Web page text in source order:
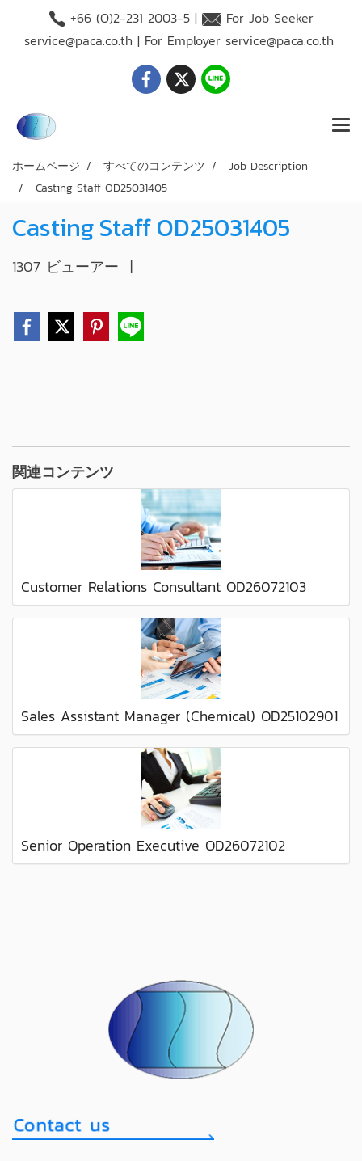
+66 (O)2-231 2003-5 |
For Job Seeker
service@paca.co.th | For Employer service@paca.co.th
ホームページ すべてのコンテンツ
Job Description
Casting Staff OD25031405
Casting Staff OD25031405
1307 ビューアー |
関連コンテンツ
Customer Relations Consultant OD26072103
Sales Assistant Manager (Chemical) OD25102901
Senior Operation Executive OD26072102